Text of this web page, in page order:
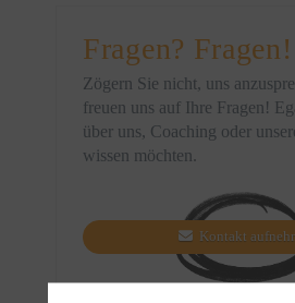
Fragen? Fragen!
Zögern Sie nicht, uns
freuen uns auf Ihre Fragen!
über uns, Coaching oder
wissen möchten.
Kontakt